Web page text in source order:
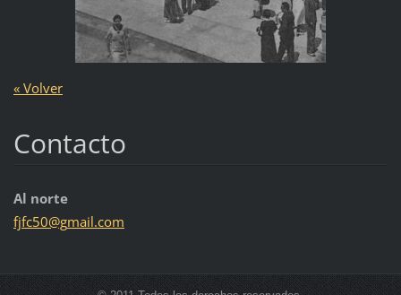
« Volver
Contacto
Al norte
fjfc50@gmail.com